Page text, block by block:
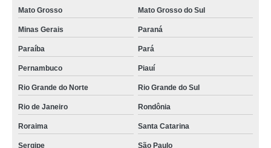
Mato Grosso Mato Grosso do Sul
Minas Gerais Paraná
Paraíba Pará
Pernambuco Piauí
Rio Grande do Norte Rio Grande do Sul
Rio de Janeiro Rondônia
Roraima Santa Catarina
Sergipe São Paulo